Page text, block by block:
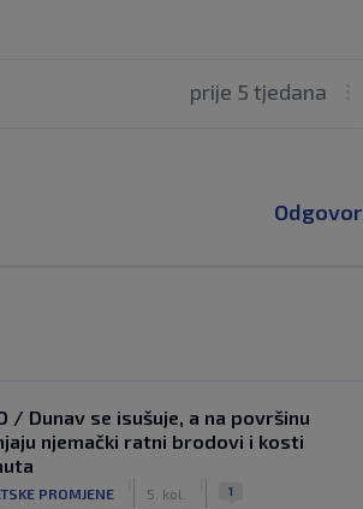
prije 5 tjedana
Odgovor
/ Dunav se isušuje, a na površinu
njemački ratni brodovi i kosti
PROMJENE 5. kol. 1